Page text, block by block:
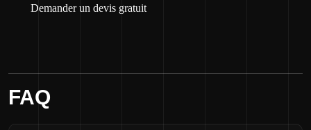
Demander un devis gratuit
FAQ